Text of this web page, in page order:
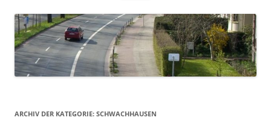
ARCHIV DER KATEGORIE: SCHWACHHAUSEN